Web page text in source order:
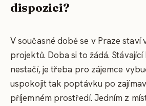
dispozici?
V současné době se v Praze
projektů. Doba si to žádá.
nestačí, je třeba pro zájemce
uspokojit tak poptávku po
příjemném prostředí. Jedním z